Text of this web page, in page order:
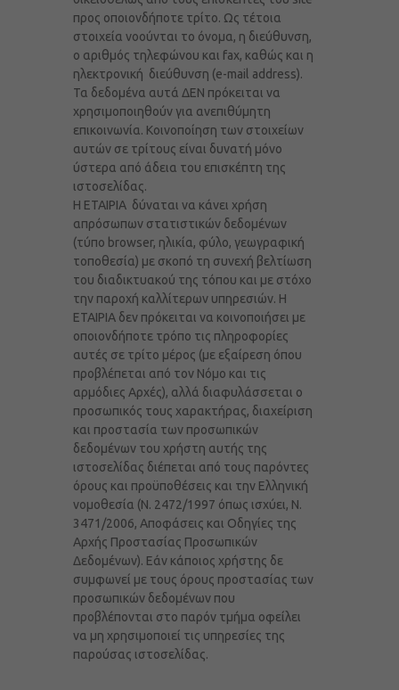
προς οποιονδήποτε τρίτο. Ως τέτοια
στοιχεία νοούνται το όνομα, η διεύθυνση,
ο αριθμός τηλεφώνου και fax, καθώς και η
ηλεκτρονική διεύθυνση (e-mail address).
Τα δεδομένα αυτά ΔΕΝ πρόκειται να
χρησιμοποιηθούν για ανεπιθύμητη
επικοινωνία. Κοινοποίηση των στοιχείων
αυτών σε τρίτους είναι δυνατή μόνο
ύστερα από άδεια του επισκέπτη της
ιστοσελίδας.
Η ΕΤΑΙΡΙΑ δύναται να κάνει χρήση
απρόσωπων στατιστικών δεδομένων
(τύπο browser, ηλικία, φύλο, γεωγραφική
τοποθεσία) με σκοπό τη συνεχή βελτίωση
του διαδικτυακού της τόπου και με στόχο
την παροχή καλλίτερων υπηρεσιών. Η
ΕΤΑΙΡΙΑ δεν πρόκειται να κοινοποιήσει με
οποιονδήποτε τρόπο τις πληροφορίες
αυτές σε τρίτο μέρος (με εξαίρεση όπου
προβλέπεται από τον Νόμο και τις
αρμόδιες Αρχές), αλλά διαφυλάσσεται ο
προσωπικός τους χαρακτήρας, διαχείριση
και προστασία των προσωπικών
δεδομένων του χρήστη αυτής της
ιστοσελίδας διέπεται από τους παρόντες
όρους και προϋποθέσεις και την Ελληνική
νομοθεσία (Ν. 2472/1997 όπως ισχύει, Ν.
3471/2006, Αποφάσεις και Οδηγίες της
Αρχής Προστασίας Προσωπικών
Δεδομένων). Εάν κάποιος χρήστης δε
συμφωνεί με τους όρους προστασίας των
προσωπικών δεδομένων που
προβλέπονται στο παρόν τμήμα οφείλει
να μη χρησιμοποιεί τις υπηρεσίες της
παρούσας ιστοσελίδας.